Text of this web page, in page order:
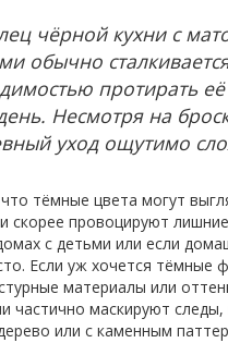
чёрной кухни с
обычно
протирать
Несмотря на
уход ощутимо
тёмные цвета могут
скорее провоцируют
с детьми или если
Если уж хочется тёмные
материалы или
частично маскируют следы,
или с каменным